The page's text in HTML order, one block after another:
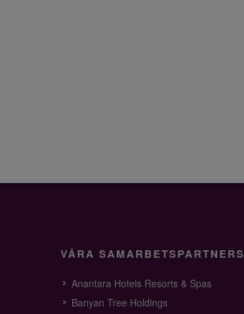
VÅRA SAMARBETSPARTNERS
Anantara Hotels Resorts & Spas
Banyan Tree Holdings